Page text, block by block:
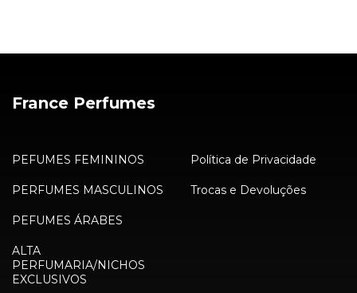
France Perfumes
PEFUMES FEMININOS
PERFUMES MASCULINOS
PEFUMES ÁRABES
ALTA
PERFUMARIA/NICHOS
EXCLUSIVOS
Política de Privacidade
Trocas e Devoluções